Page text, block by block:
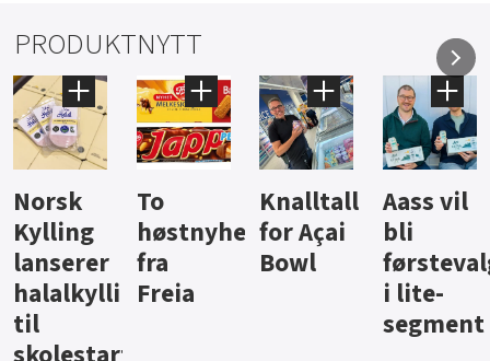
PRODUKTNYTT
Knalltall
for Açai
Bowl
Aass vil
bli
førstevalg
i lite-
Brus og
jus fra
Berentsen
Hard
iste fra
Hansa